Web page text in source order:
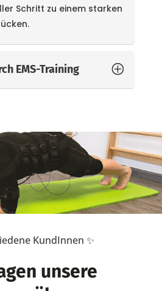
Schritt zu einem starken
EMS-Training
KundInnen ✨
unsere